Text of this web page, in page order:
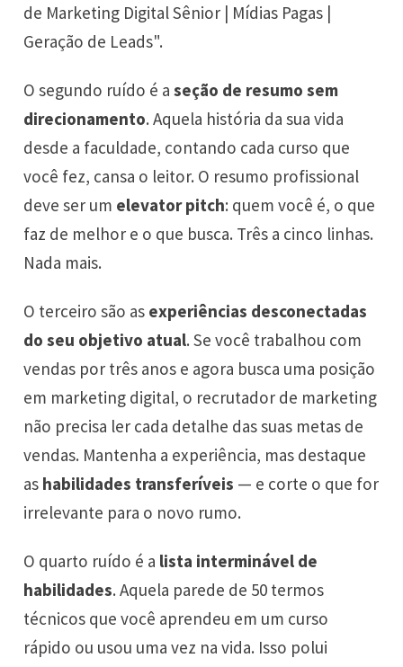
de Marketing Digital Sênior | Mídias Pagas |
Geração de Leads".
O segundo ruído é aseção de resumo sem
direcionamento. Aquela história da sua vida
desde a faculdade, contando cada curso que
você fez, cansa o leitor. O resumo profissional
deve ser um elevator pitch: quem você é, o que
faz de melhor e o que busca. Três a cinco linhas.
Nada mais.
O terceiro são as experiências desconectadas
do seu objetivo atual. Se você trabalhou com
vendas por três anos e agora busca uma posição
em marketing digital, o recrutador de marketing
não precisa ler cada detalhe das suas metas de
vendas. Mantenha a experiência, mas destaque
as habilidades transferíveis — e corte o que for
irrelevante para o novo rumo.
O quarto ruído é a lista interminável de
habilidades. Aquela parede de 50 termos
técnicos que você aprendeu em um curso
rápido ou usou uma vez na vida. Isso polui